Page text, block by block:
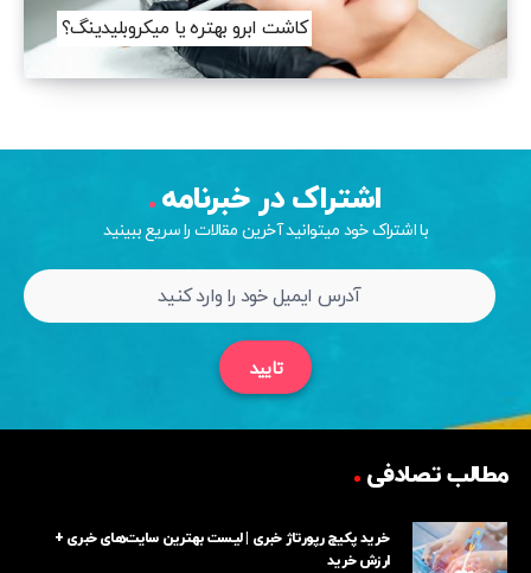
کاشت ابرو بهتره یا میکروبلیدینگ؟
اشتراک در خبرنامه
با اشتراک خود میتوانید آخرین مقالات را سریع ببینید
تایید
مطالب تصادفی
خرید پکیج رپورتاژ خبری | لیست بهترین سایت‎‌های خبری +
ارزش خرید